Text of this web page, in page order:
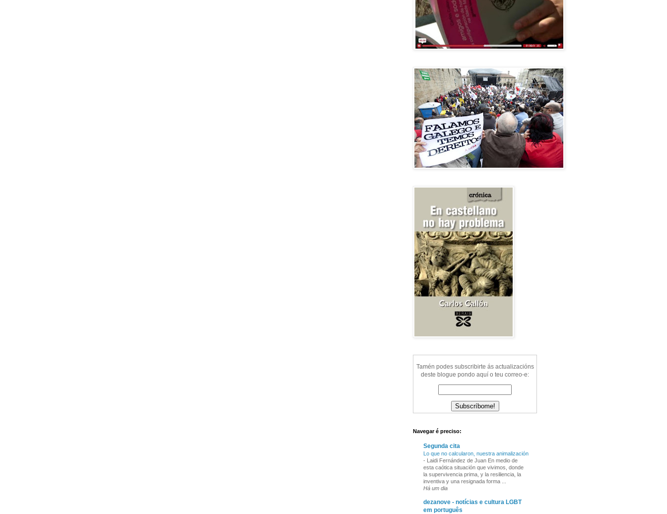
Tamén podes subscribirte ás actualizacións
deste blogue pondo aquí o teu correo-e:
Navegar é preciso:
Segunda cita
Lo que no calcularon, nuestra animalización
- Laidi Fernández de Juan En medio de
esta caótica situación que vivimos, donde
la supervivencia prima, y la resiliencia, la
inventiva y una resignada forma ...
Há um dia
dezanove - notícias e cultura LGBT
em português